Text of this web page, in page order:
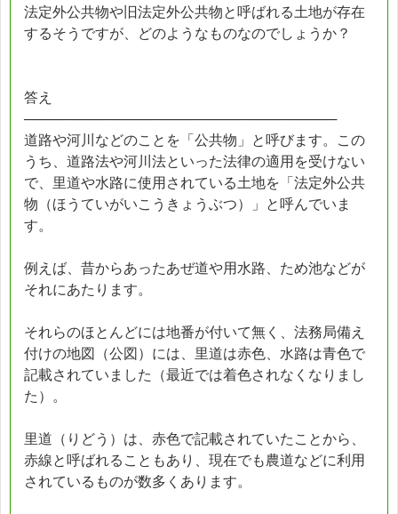
法定外公共物や旧法定外公共物と呼ばれる土地が存在
するそうですが、どのようなものなのでしょうか？
答え
────────────────────────────────
道路や河川などのことを「公共物」と呼びます。この
うち、道路法や河川法といった法律の適用を受けない
で、里道や水路に使用されている土地を「法定外公共
物（ほうていがいこうきょうぶつ）」と呼んでいま
す。
例えば、昔からあったあぜ道や用水路、ため池などが
それにあたります。
それらのほとんどには地番が付いて無く、法務局備え
付けの地図（公図）には、里道は赤色、水路は青色で
記載されていました（最近では着色されなくなりまし
た）。
里道（りどう）は、赤色で記載されていたことから、
赤線と呼ばれることもあり、現在でも農道などに利用
されているものが数多くあります。